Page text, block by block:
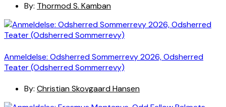
By: Thormod S. Kamban
Anmeldelse: Odsherred Sommerrevy 2026, Odsherred
Teater (Odsherred Sommerrevy)
By: Christian Skovgaard Hansen